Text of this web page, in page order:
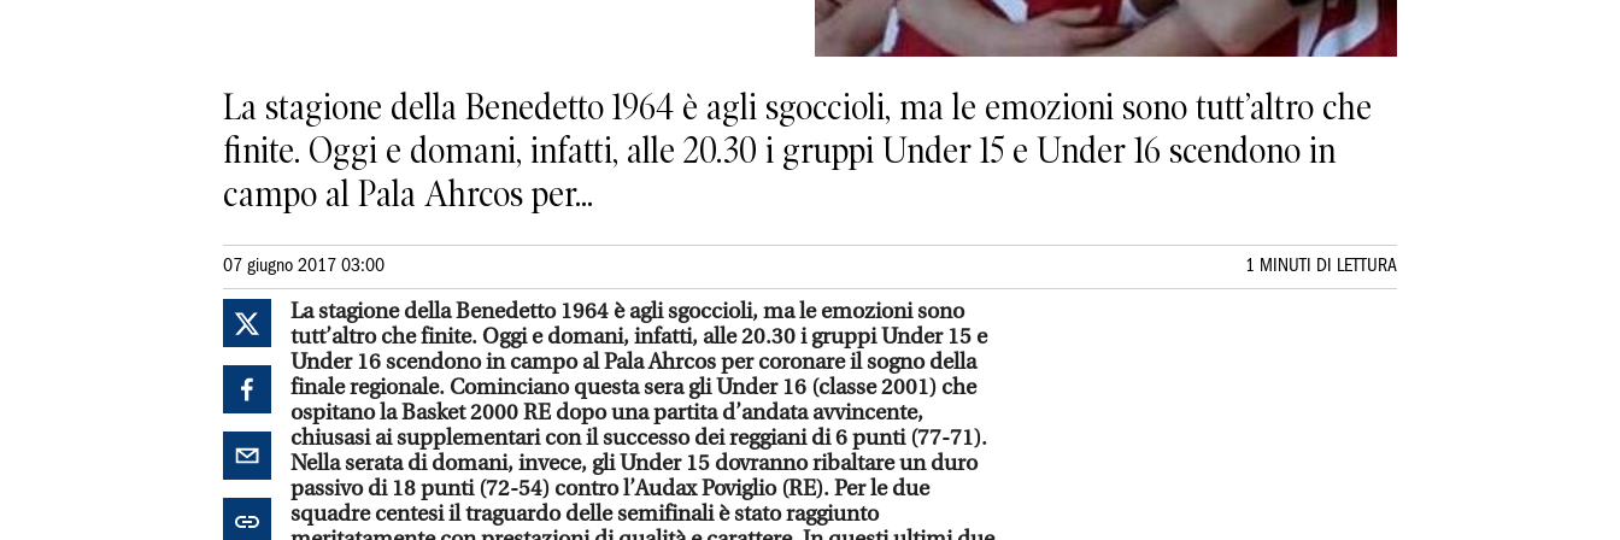
La stagione della Benedetto 1964 è agli sgoccioli, ma le emozioni sono tutt’altro che
finite. Oggi e domani, infatti, alle 20.30 i gruppi Under 15 e Under 16 scendono in
campo al Pala Ahrcos per...
07 giugno 2017 03:00 1 MINUTI DI LETTURA
La stagione della Benedetto 1964 è agli sgoccioli, ma le emozioni sono
tutt’altro che finite. Oggi e domani, infatti, alle 20.30 i gruppi Under 15 e
Under 16 scendono in campo al Pala Ahrcos per coronare il sogno della
finale regionale. Cominciano questa sera gli Under 16 (classe 2001) che
ospitano la Basket 2000 RE dopo una partita d’andata avvincente,
chiusasi ai supplementari con il successo dei reggiani di 6 punti (77-71).
Nella serata di domani, invece, gli Under 15 dovranno ribaltare un duro
passivo di 18 punti (72-54) contro l’Audax Poviglio (RE). Per le due
squadre centesi il traguardo delle semifinali è stato raggiunto